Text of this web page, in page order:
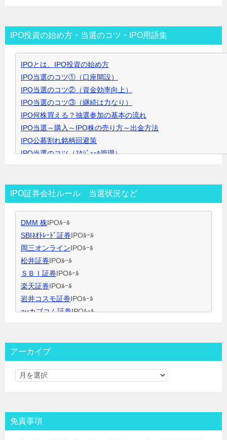
リ
ー
▼
ク
リ
ッ
ク
で
開
き
ま
IPO投資の始め方・当選のコツ・IPO用語集
IPOとは、IPO投資の始め方
IPO当選のコツ①（口座開設）
IPO当選のコツ②（資金効率向上）
IPO当選のコツ③（継続は力なり）
IPO何株買える？抽選参加の基本の流れ
IPO当選～購入～IPO株の売り方～出金方法
IPO公募割れ銘柄回避策
IPO当選のコツ（ｽｹｼﾞｭｰﾙ管理）
IPO当選のコツ（無理なく継続）
IPO閑散期、空白期間の過ごし方
IPO証券会社ルール 当選状況など
DMM 株IPOﾙｰﾙ
SBIﾈｵﾄﾚｰﾄﾞ証券IPOﾙｰﾙ
岡三オンラインIPOﾙｰﾙ
松井証券IPOﾙｰﾙ
ＳＢＩ証券IPOﾙｰﾙ
楽天証券IPOﾙｰﾙ
岩井コスモ証券IPOﾙｰﾙ
auカブコム証券IPOﾙｰﾙ
三菱ＵＦＪ証券
みずほ証券IPOﾙｰﾙ
ＳＭＢＣ日興証券
岡三証券IPOﾙｰﾙ
ＧＭＯクリック証券
アーカイブ
免責事項